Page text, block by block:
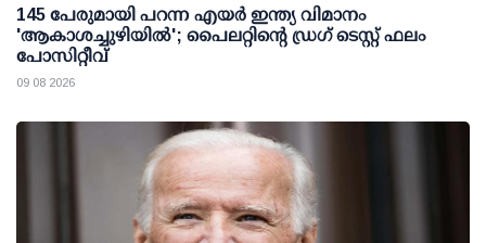
145 പേരുമായി പറന്ന എയര്‍ ഇന്ത്യ വിമാനം
'ആകാശച്ചുഴിയില്‍'; പൈലറ്റിന്റെ ഡ്രഗ് ടെസ്റ്റ് ഫലം
പോസിറ്റീവ്
09 08 2026